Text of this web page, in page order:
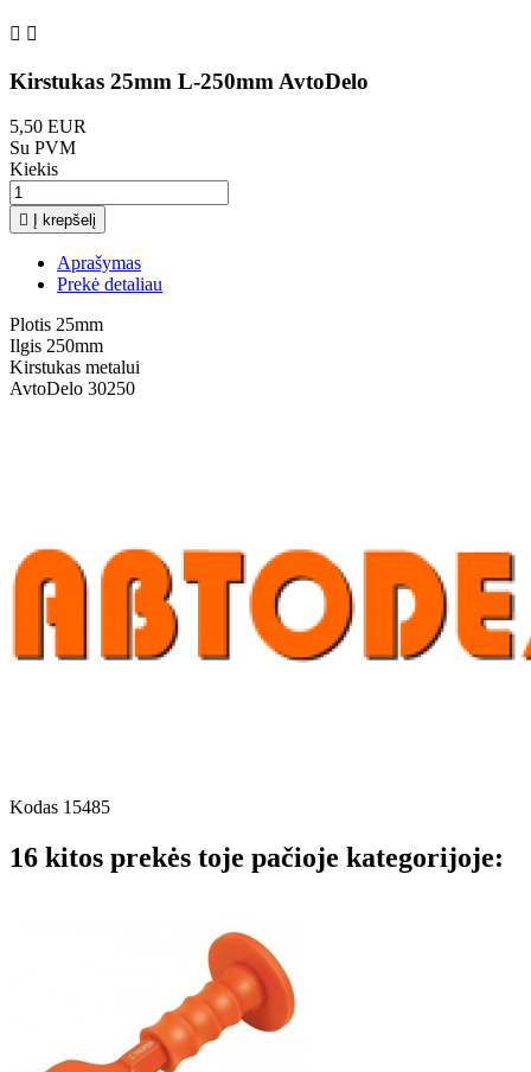
 
Kirstukas 25mm L-250mm AvtoDelo
5,50 EUR
Su PVM
Kiekis
 Į krepšelį
Aprašymas
Prekė detaliau
Plotis 25mm
Ilgis 250mm
Kirstukas metalui
AvtoDelo 30250
Kodas 15485
16 kitos prekės toje pačioje kategorijoje: